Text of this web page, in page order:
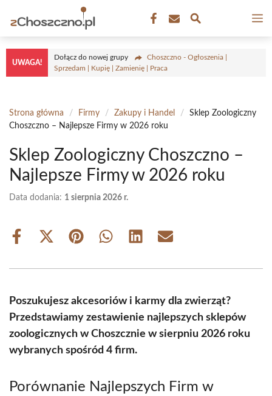
treści
UWAGA!
Dołącz do nowej grupy
Choszczno - Ogłoszenia |
Sprzedam | Kupię | Zamienię | Praca
Strona główna / Firmy / Zakupy i Handel /
Sklep Zoologiczny
Choszczno – Najlepsze Firmy w 2026 roku
Sklep Zoologiczny Choszczno –
Najlepsze Firmy w 2026 roku
Data dodania: 1 sierpnia 2026 r.
Share
Share
(Twitter)
Share Share Share Share
Poszukujesz akcesoriów i karmy dla zwierząt?
Przedstawiamy zestawienie najlepszych sklepów
zoologicznych w Choszcznie w sierpniu 2026 roku
wybranych spośród 4 firm.
Porównanie Najlepszych Firm w